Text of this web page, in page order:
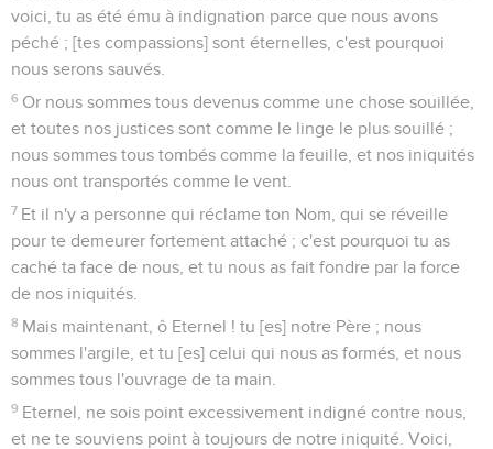
voici, tu as été ému à indignation parce que nous avons
péché ; [tes compassions] sont éternelles, c'est pourquoi
nous serons sauvés.
6 Or nous sommes tous devenus comme une chose souillée,
et toutes nos justices sont comme le linge le plus souillé ;
nous sommes tous tombés comme la feuille, et nos iniquités
nous ont transportés comme le vent.
7 Et il n'y a personne qui réclame ton Nom, qui se réveille
pour te demeurer fortement attaché ; c'est pourquoi tu as
caché ta face de nous, et tu nous as fait fondre par la force
de nos iniquités.
8 Mais maintenant, ô Eternel ! tu [es] notre Père ; nous
sommes l'argile, et tu [es] celui qui nous as formés, et nous
sommes tous l'ouvrage de ta main.
9 Eternel, ne sois point excessivement indigné contre nous,
et ne te souviens point à toujours de notre iniquité. Voici,